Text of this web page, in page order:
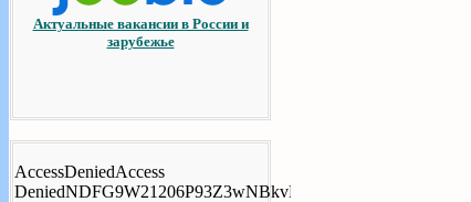
Актуальные вакансии в России и
зарубежье